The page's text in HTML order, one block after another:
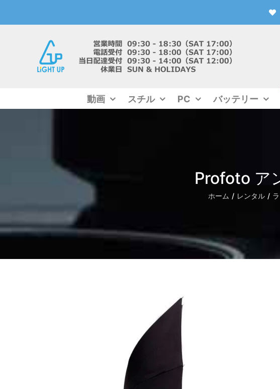
content
動画 スチル PC バッテリー
Profoto ア
ホーム レンタル